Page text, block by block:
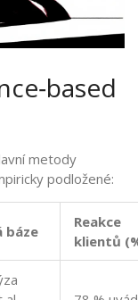
metody
podložené:
báze
Reakce
klientů